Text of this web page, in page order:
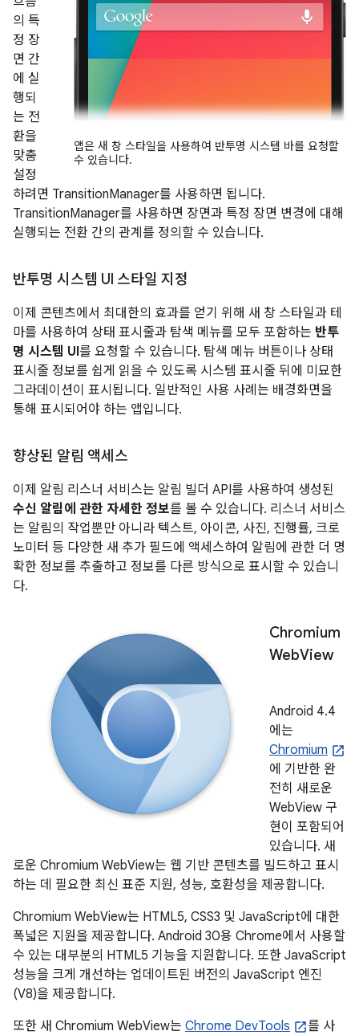
앱은 새 창 스타일을 사용하여 반투명 시스템 바를 요청할
수 있습니다.
의 특
정 장
면 간
에 실
행되
는 전
환을
맞춤
설정
하려면 TransitionManager를 사용하면 됩니다.
TransitionManager를 사용하면 장면과 특정 장면 변경에 대해
실행되는 전환 간의 관계를 정의할 수 있습니다.
반투명 시스템 UI 스타일 지정
이제 콘텐츠에서 최대한의 효과를 얻기 위해 새 창 스타일과 테
마를 사용하여 상태 표시줄과 탐색 메뉴를 모두 포함하는 반투
명 시스템 UI를 요청할 수 있습니다. 탐색 메뉴 버튼이나 상태
표시줄 정보를 쉽게 읽을 수 있도록 시스템 표시줄 뒤에 미묘한
그라데이션이 표시됩니다. 일반적인 사용 사례는 배경화면을
통해 표시되어야 하는 앱입니다.
향상된 알림 액세스
이제 알림 리스너 서비스는 알림 빌더 API를 사용하여 생성된
수신 알림에 관한 자세한 정보를 볼 수 있습니다. 리스너 서비스
는 알림의 작업뿐만 아니라 텍스트, 아이콘, 사진, 진행률, 크로
노미터 등 다양한 새 추가 필드에 액세스하여 알림에 관한 더 명
확한 정보를 추출하고 정보를 다른 방식으로 표시할 수 있습니
다.
Chromium
WebView
Android 4.4
에는
Chromium
에 기반한 완
전히 새로운
WebView 구
현이 포함되어
있습니다. 새
로운 Chromium WebView는 웹 기반 콘텐츠를 빌드하고 표시
하는 데 필요한 최신 표준 지원, 성능, 호환성을 제공합니다.
Chromium WebView는 HTML5, CSS3 및 JavaScript에 대한
폭넓은 지원을 제공합니다. Android 30용 Chrome에서 사용할
수 있는 대부분의 HTML5 기능을 지원합니다. 또한 JavaScript
성능을 크게 개선하는 업데이트된 버전의 JavaScript 엔진
(V8)을 제공합니다.
또한 새 Chromium WebView는 Chrome DevTools
를 사